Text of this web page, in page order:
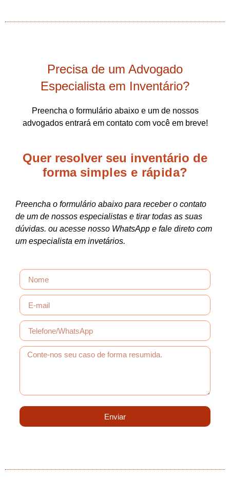
Precisa de um Advogado
Especialista em Inventário?
Preencha o formulário abaixo e um de nossos
advogados entrará em contato com você em breve!
Quer resolver seu inventário de
forma simples e rápida?
Preencha o formulário abaixo para receber o contato
de um de nossos especialistas e tirar todas as suas
dúvidas. ou acesse nosso WhatsApp e fale direto com
um especialista em invetários.
Enviar